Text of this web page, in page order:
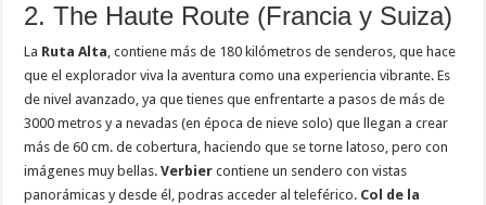
2. The Haute Route (Francia y Suiza)
La Ruta Alta, contiene más de 180 kilómetros de senderos, que hace
que el explorador viva la aventura como una experiencia vibrante. Es
de nivel avanzado, ya que tienes que enfrentarte a pasos de más de
3000 metros y a nevadas (en época de nieve solo) que llegan a crear
más de 60 cm. de cobertura, haciendo que se torne latoso, pero con
imágenes muy bellas.Verbier contiene un sendero con vistas
panorámicas y desde él, podras acceder al teleférico. Col de la